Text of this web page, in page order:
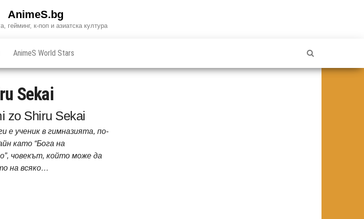
AnimeS.bg
гейминг, к-поп и азиатска култура
AnimeS World Stars
Sekai
zo Shiru Sekai
е ученик в гимназията, по-
като “Бога на
човекът, който може да
на всяко…